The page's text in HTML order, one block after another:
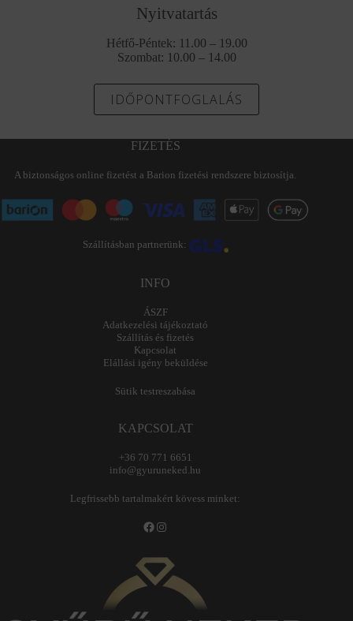
Nyitvatartás
Hétfő-Péntek: 11.00 – 19.00
Szombat: 10.00 – 14.00
IDŐPONTFOGLALÁS
FIZETÉS
A biztonságos online fizetést a Barion fizetési rendszere biztosítja.
Szállításban partnerünk:
INFO
ÁSZF
Adatkezelési tájékoztató
Szállítás és fizetés
Kapcsolat
Elállási igény beküldése
Sütik testreszabása
KAPCSOLAT
+36 70 771 6651
info@gyuruneked.hu
Legfrissebb tartalmakért kövess minket:
Facebook
Instagram